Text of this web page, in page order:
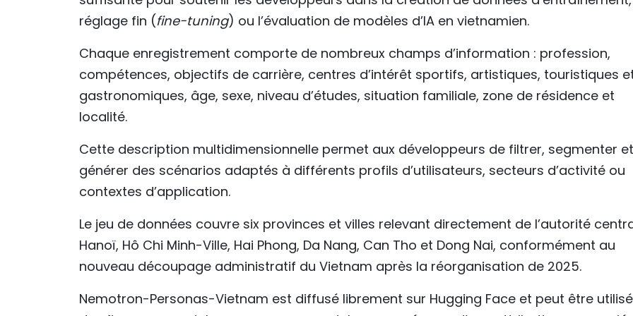
réglage fin (fine-tuning) ou l’évaluation de modèles d’IA en vietnamien.
Chaque enregistrement comporte de nombreux champs d’information : profession,
compétences, objectifs de carrière, centres d’intérêt sportifs, artistiques, touristiques
gastronomiques, âge, sexe, niveau d’études, situation familiale, zone de résidence et
localité.
Cette description multidimensionnelle permet aux développeurs de filtrer, segmenter et
générer des scénarios adaptés à différents profils d’utilisateurs, secteurs d’activité ou
contextes d’application.
Le jeu de données couvre six provinces et villes relevant directement de l’autorité
Hanoï, Hô Chi Minh-Ville, Hai Phong, Da Nang, Can Tho et Dong Nai, conformément au
nouveau découpage administratif du Vietnam après la réorganisation de 2025.
Nemotron-Personas-Vietnam est diffusé librement sur Hugging Face et peut être